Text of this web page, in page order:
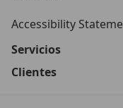
Accessibility
Servicios
Clientes